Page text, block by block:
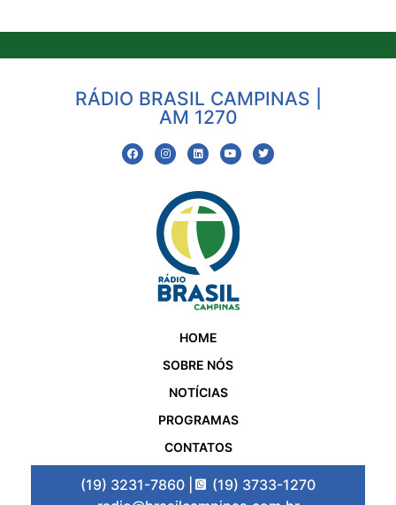
RÁDIO BRASIL CAMPINAS |
AM 1270
HOME
SOBRE NÓS
NOTÍCIAS
PROGRAMAS
CONTATOS
(19) 3231-7860 |
(19) 3733-1270